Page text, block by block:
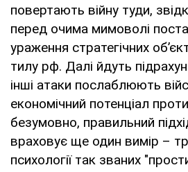
повертають війну туди,
перед очима мимоволі
ураження стратегічних
тилу рф. Далі йдуть
інші атаки послаблюють
економічний потенціал
безумовно, правильний
враховує ще один вимір –
психології так званих